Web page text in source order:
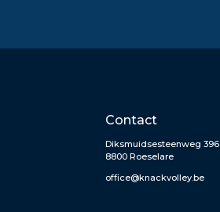
Contact
Diksmuidsesteenweg 396
8800 Roeselare
office@knackvolley.be